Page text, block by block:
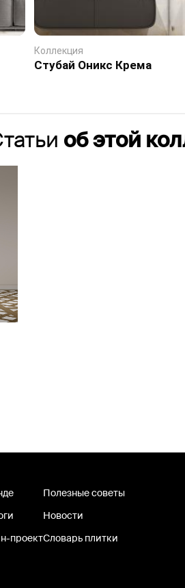
Коллекция
Стубай Оникс Крема
об этой
проект
Полезные советы
Новости
Словарь плитки